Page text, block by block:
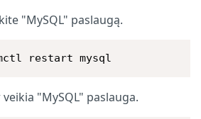
"MySQL" paslaugą.
restart mysql
"MySQL" paslauga.